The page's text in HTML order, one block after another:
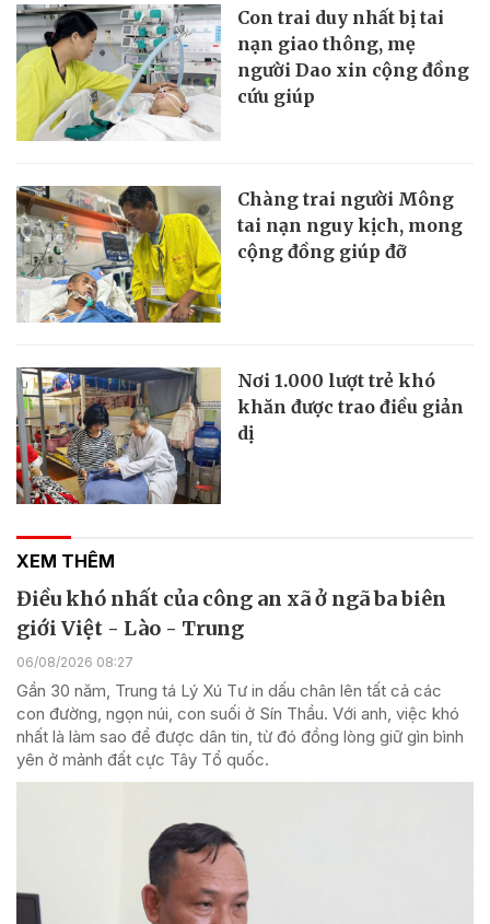
Con trai duy nhất bị tai
nạn giao thông, mẹ
người Dao xin cộng đồng
cứu giúp
Chàng trai người Mông
tai nạn nguy kịch, mong
cộng đồng giúp đỡ
Nơi 1.000 lượt trẻ khó
khăn được trao điều giản
dị
XEM THÊM
Điều khó nhất của công an xã ở ngã ba biên
giới Việt - Lào - Trung
06/08/2026 08:27
Gần 30 năm, Trung tá Lý Xú Tư in dấu chân lên tất cả các
con đường, ngọn núi, con suối ở Sín Thầu. Với anh, việc khó
nhất là làm sao để được dân tin, từ đó đồng lòng giữ gìn bình
yên ở mảnh đất cực Tây Tổ quốc.